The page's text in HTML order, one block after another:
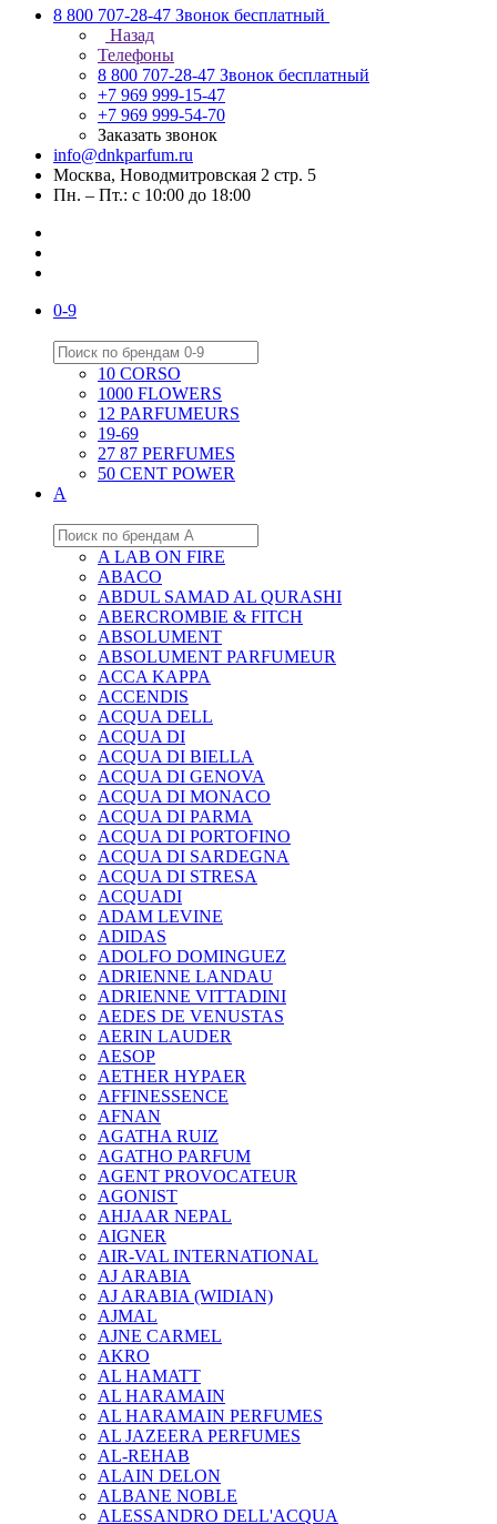
8 800 707-28-47 Звонок бесплатный
Назад
Телефоны
8 800 707-28-47 Звонок бесплатный
+7 969 999-15-47
+7 969 999-54-70
Заказать звонок
info@dnkparfum.ru
Москва, Новодмитровская 2 стр. 5
Пн. – Пт.: с 10:00 до 18:00
0-9
10 CORSO
1000 FLOWERS
12 PARFUMEURS
19-69
27 87 PERFUMES
50 CENT POWER
A
A LAB ON FIRE
ABACO
ABDUL SAMAD AL QURASHI
ABERCROMBIE & FITCH
ABSOLUMENT
ABSOLUMENT PARFUMEUR
ACCA KAPPA
ACCENDIS
ACQUA DELL
ACQUA DI
ACQUA DI BIELLA
ACQUA DI GENOVA
ACQUA DI MONACO
ACQUA DI PARMA
ACQUA DI PORTOFINO
ACQUA DI SARDEGNA
ACQUA DI STRESA
ACQUADI
ADAM LEVINE
ADIDAS
ADOLFO DOMINGUEZ
ADRIENNE LANDAU
ADRIENNE VITTADINI
AEDES DE VENUSTAS
AERIN LAUDER
AESOP
AETHER HYPAER
AFFINESSENCE
AFNAN
AGATHA RUIZ
AGATHO PARFUM
AGENT PROVOCATEUR
AGONIST
AHJAAR NEPAL
AIGNER
AIR-VAL INTERNATIONAL
AJ ARABIA
AJ ARABIA (WIDIAN)
AJMAL
AJNE CARMEL
AKRO
AL HAMATT
AL HARAMAIN
AL HARAMAIN PERFUMES
AL JAZEERA PERFUMES
AL-REHAB
ALAIN DELON
ALBANE NOBLE
ALESSANDRO DELL'ACQUA